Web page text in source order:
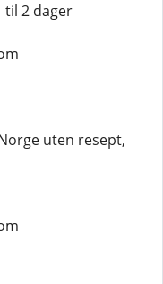
til 2 dager
uten resept,